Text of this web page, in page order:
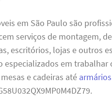
em São Paulo são
serviços de montagem,
escritórios, lojas e outros
especializados em
e cadeiras até